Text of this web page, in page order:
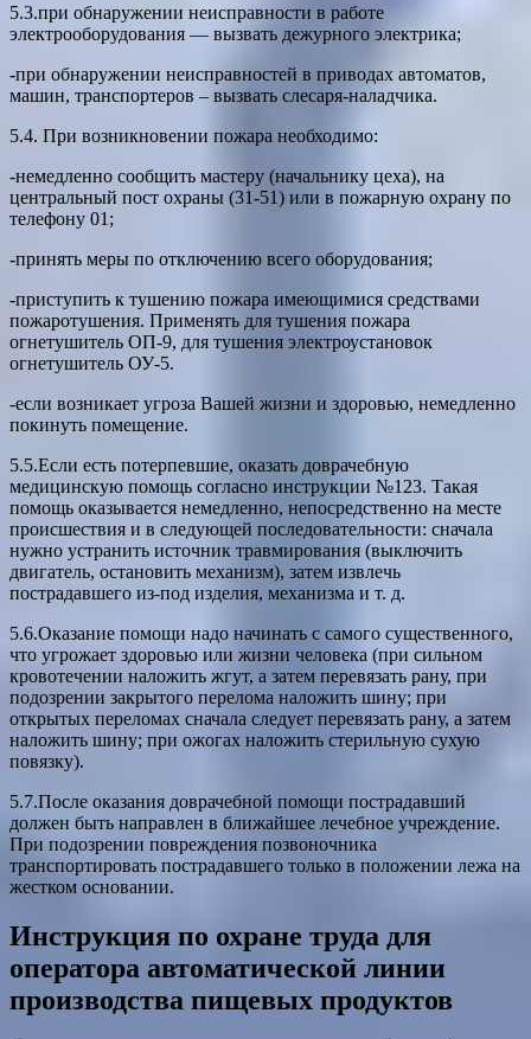
5.3.при обнаружении неисправности в работе
электрооборудования — вызвать дежурного электрика;
-при обнаружении неисправностей в приводах автоматов,
машин, транспортеров – вызвать слесаря-наладчика.
5.4. При возникновении пожара необходимо:
-немедленно сообщить мастеру (начальнику цеха), на
центральный пост охраны (31-51) или в пожарную охрану по
телефону 01;
-принять меры по отключению всего оборудования;
-приступить к тушению пожара имеющимися средствами
пожаротушения. Применять для тушения пожара
огнетушитель ОП-9, для тушения электроустановок
огнетушитель ОУ-5.
-если возникает угроза Вашей жизни и здоровью, немедленно
покинуть помещение.
5.5.Если есть потерпевшие, оказать доврачебную
медицинскую помощь согласно инструкции №123. Такая
помощь оказывается немедленно, непосредственно на месте
происшествия и в следующей последовательности: сначала
нужно устранить источник травмирования (выключить
двигатель, остановить механизм), затем извлечь
пострадавшего из-под изделия, механизма и т. д.
5.6.Оказание помощи надо начинать с самого существенного,
что угрожает здоровью или жизни человека (при сильном
кровотечении наложить жгут, а затем перевязать рану, при
подозрении закрытого перелома наложить шину; при
открытых переломах сначала следует перевязать рану, а затем
наложить шину; при ожогах наложить стерильную сухую
повязку).
5.7.После оказания доврачебной помощи пострадавший
должен быть направлен в ближайшее лечебное учреждение.
При подозрении повреждения позвоночника
транспортировать пострадавшего только в положении лежа на
жестком основании.
Инструкция по охране труда для
оператора автоматической линии
производства пищевых продуктов